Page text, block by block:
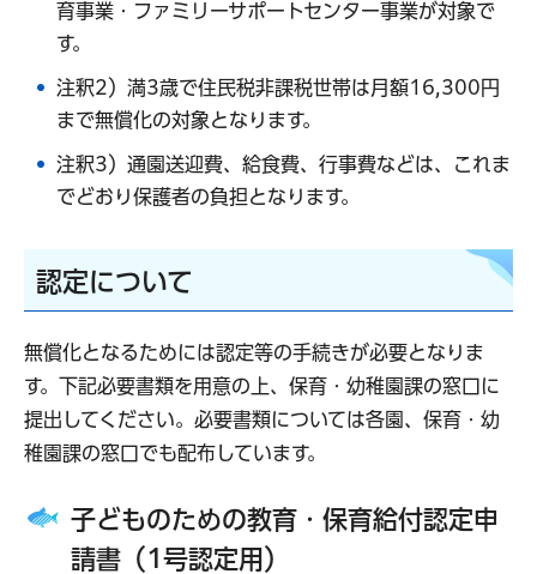
育事業・ファミリーサポートセンター事業が対象で
す。
注釈2）満3歳で住民税非課税世帯は月額16,300円
まで無償化の対象となります。
注釈3）通園送迎費、給食費、行事費などは、これま
でどおり保護者の負担となります。
認定について
無償化となるためには認定等の手続きが必要となりま
す。下記必要書類を用意の上、保育・幼稚園課の窓口に
提出してください。必要書類については各園、保育・幼
稚園課の窓口でも配布しています。
子どものための教育・保育給付認定申
請書（1号認定用）